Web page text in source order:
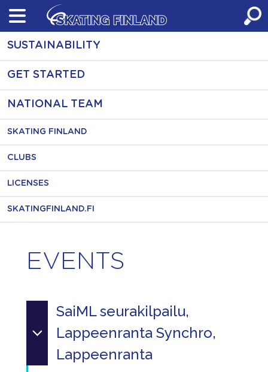
Skip
content
SUSTAINABILITY
GET STARTED
NATIONAL TEAM
SKATING FINLAND
CLUBS
LICENSES
SKATINGFINLAND.FI
EVENTS
SaiML seurakilpailu,
Lappeenranta Synchro,
Lappeenranta